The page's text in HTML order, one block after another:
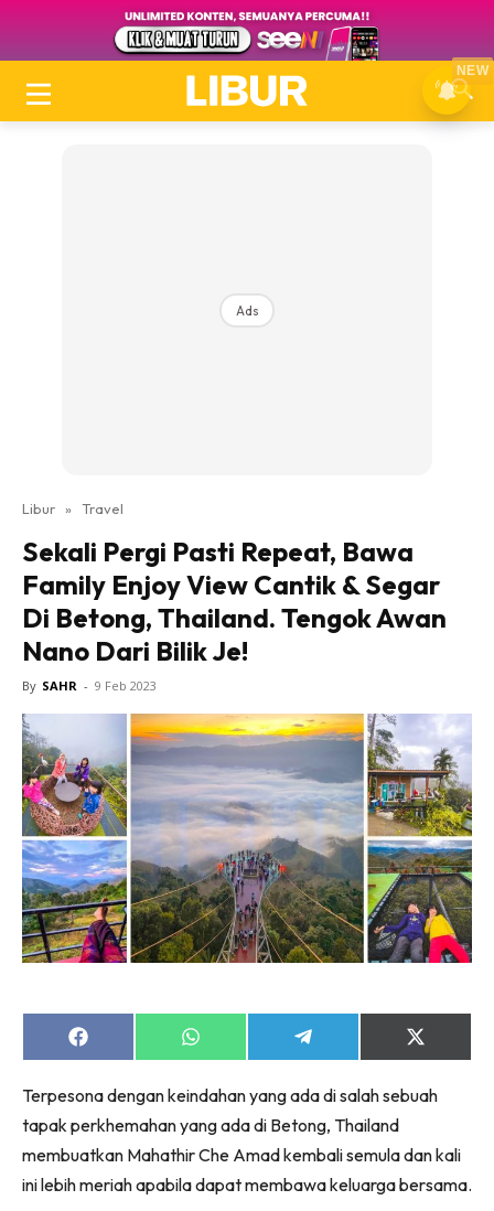
Ads
Libur » Travel
Sekali Pergi Pasti Repeat, Bawa
Family Enjoy View Cantik & Segar
Di Betong, Thailand. Tengok Awan
Nano Dari Bilik Je!
By SAHR - 9 Feb 2023
Share
on
Share
on
Share
on
Share
on
(Twitter)
Terpesona dengan keindahan yang ada di salah sebuah
tapak perkhemahan yang ada di Betong, Thailand
membuatkan Mahathir Che Amad kembali semula dan kali
ini lebih meriah apabila dapat membawa keluarga bersama.
NEW